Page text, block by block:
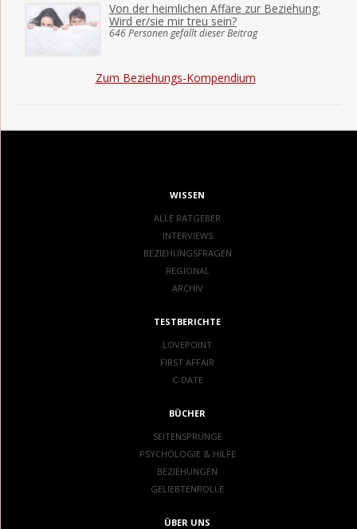
Von der heimlichen Affäre zur Beziehung:
Wird er/sie mir treu sein?
646 Personen gefällt dieser Beitrag
Zum Beziehungs-Kompendium
WISSEN
ALLE RATGEBER
INTERVIEWS
BEZIEHUNGSFRAGEN
REGIONAL
ARCHIV
TESTBERICHTE
LOVEPOINT
FIRST AFFAIR
C-DATE
BÜCHER
SEITENSPRÜNGE
PSYCHOLOGIE & HILFE
BEZIEHUNGEN
GELIEBTENROLLE
ÜBER UNS